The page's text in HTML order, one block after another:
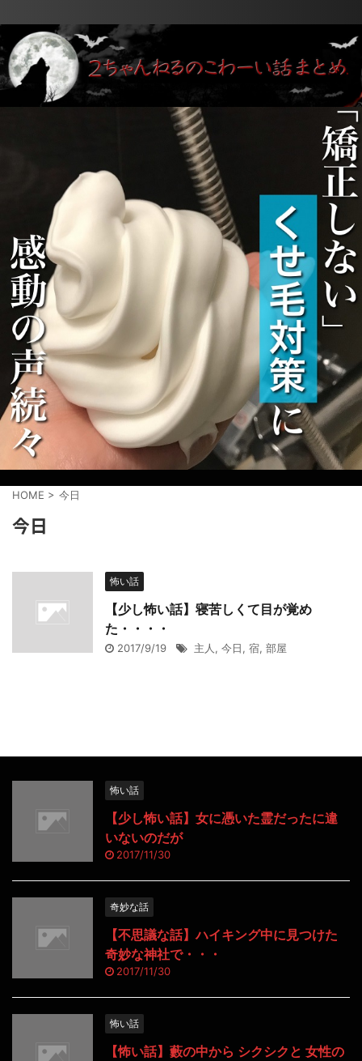
HOME > 今日
今日
怖い話
【少し怖い話】寝苦しくて目が覚め
た・・・・
2017/9/19 主人 , 今日, 宿, 部屋
怖い話
【少し怖い話】女に憑いた霊だったに違
いないのだが
2017/11/30
奇妙な話
【不思議な話】ハイキング中に見つけた
奇妙な神社で・・・
2017/11/30
怖い話
【怖い話】藪の中から シクシクと 女性の